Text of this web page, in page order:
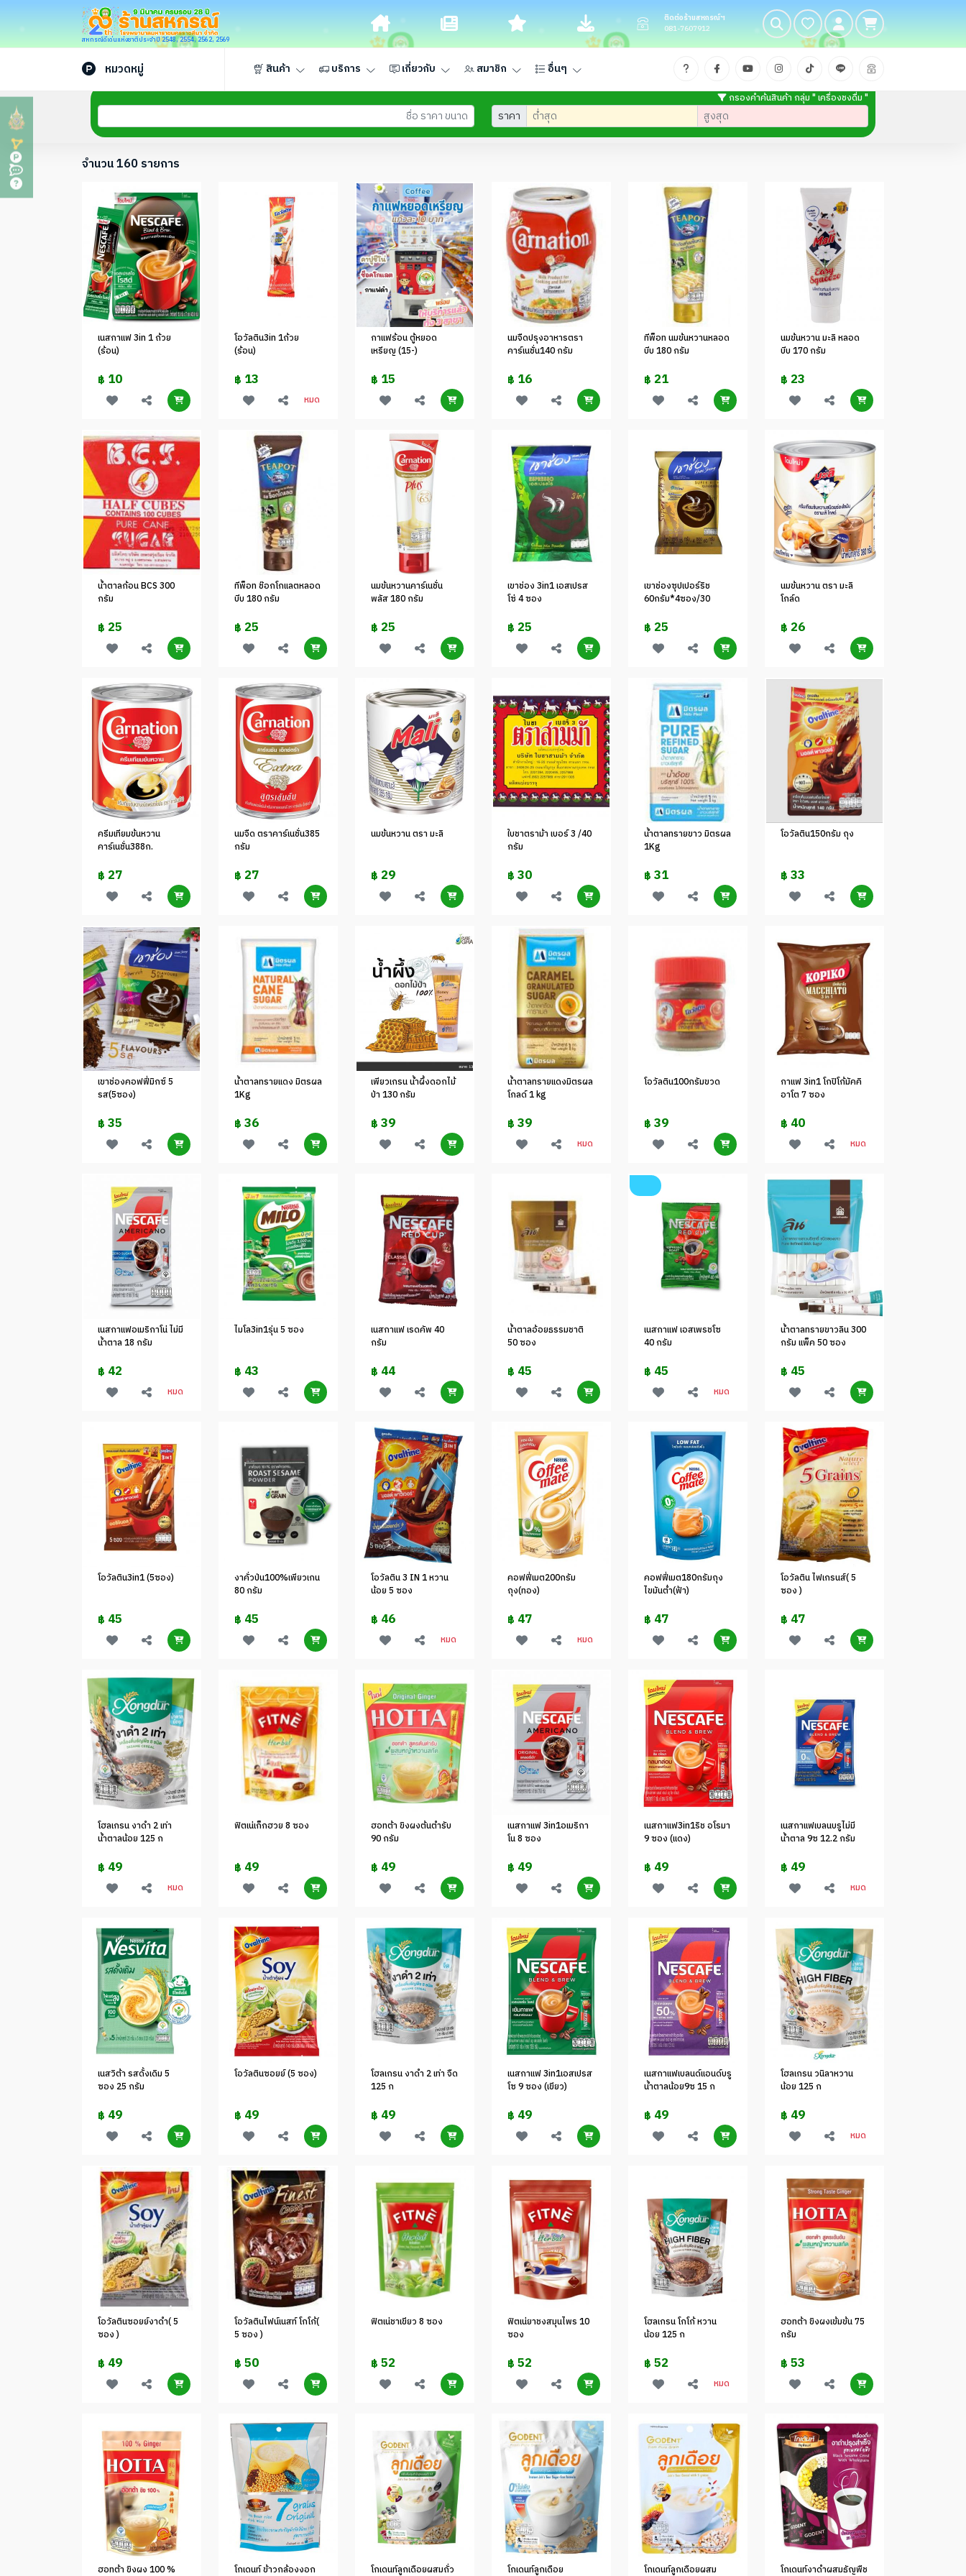
สหกรณ์ดีเด่นแห่งชาติประจำปี 2548, 2554, 2562, 2569
ติดต่อร้านสหกรณ์ฯ
081-7607912
หมวดหมู่ สินค้า บริการ เกี่ยวกับ สมาชิก อื่นๆ
กรองคำค้นสินค้า กลุ่ม " เครื่องชงดื่ม "
ราคา
จำนวน 160 รายการ
เนสกาแฟ 3in 1 ถ้วย
(ร้อน)
฿ 10
โอวัลติน3in 1ถ้วย
(ร้อน)
฿ 13
หมด
กาแฟร้อน ตู้หยอด
เหรียญ (15-)
฿ 15
นมจืดปรุงอาหารตรา
คาร์เนชั่น140 กรัม
฿ 16
ทีพ็อท นมข้นหวานหลอด
บีบ 180 กรัม
฿ 21
นมข้นหวาน มะลิ หลอด
บีบ 170 กรัม
฿ 23
น้ำตาลก้อน BCS 300
กรัม
฿ 25
ทีพ็อท ช๊อกโกแลตหลอด
บีบ 180 กรัม
฿ 25
นมข้นหวานคาร์เนชั่น
พลัส 180 กรัม
฿ 25
เขาช่อง 3in1 เอสเปรส
โซ่ 4 ซอง
฿ 25
เขาช่องซุปเปอร์ริช
60กรัม*4ซอง/30
฿ 25
นมข้นหวาน ตรา มะลิ
โกล์ด
฿ 26
ครีมเทียมข้นหวาน
คาร์เนชั่น388ก.
฿ 27
นมจืด ตราคาร์เนชั่น385
กรัม
฿ 27
นมข้นหวาน ตรา มะลิ
฿ 29
ใบชาตราม้า เบอร์ 3 /40
กรัม
฿ 30
น้ำตาลทรายขาว มิตรผล
1Kg
฿ 31
โอวัลติน150กรัม ถุง
฿ 33
เขาช่องคอฟฟี่มิกซ์ 5
รส(5ซอง)
฿ 35
น้ำตาลทรายแดง มิตรผล
1Kg
฿ 36
เพียวเกรน น้ำผึ้งดอกไม้
ป่า 130 กรัม
฿ 39
น้ำตาลทรายแดงมิตรผล
โกลด์ 1 kg
฿ 39
หมด
โอวัลติน100กรัมขวด
฿ 39
กาแฟ 3in1 โกปิโก้มัคคิ
อาโต 7 ซอง
฿ 40
หมด
เนสกาแฟอเมริกาโน่ ไม่มี
น้ำตาล 18 กรัม
฿ 42
หมด
ไมโล3in1รุ่น 5 ซอง
฿ 43
เนสกาแฟ เรดคัพ 40
กรัม
฿ 44
น้ำตาลอ้อยธรรมชาติ
50 ซอง
฿ 45
เนสกาแฟ เอสเพรชโซ
40 กรัม
฿ 45
หมด
น้ำตาลทรายขาวลิน 300
กรัม แพ็ค 50 ซอง
฿ 45
โอวัลติน3in1 (5ซอง)
฿ 45
งาคั่วป่น100%เพียวเกน
80 กรัม
฿ 45
โอวัลติน 3 IN 1 หวาน
น้อย 5 ซอง
฿ 46
หมด
คอฟฟี่เมต200กรัม
ถุง(ทอง)
฿ 47
หมด
คอฟฟี่เมต180กรัมถุง
ไขมันต่ำ(ฟ้า)
฿ 47
โอวัลติน ไฟเกรนส์( 5
ซอง )
฿ 47
โฮลเกรน งาดำ 2 เท่า
น้ำตาลน้อย 125 ก
฿ 49
หมด
ฟิตเน่เก็กฮวย 8 ซอง
฿ 49
ฮอทต้า ขิงผงต้นตำรับ
90 กรัม
฿ 49
เนสกาแฟ 3in1อเมริกา
โน 8 ซอง
฿ 49
เนสกาแฟ3in1ริช อโรมา
9 ซอง (แดง)
฿ 49
เนสกาแฟเบลนบรูไม่มี
น้ำตาล 9ซ 12.2 กรัม
฿ 49
หมด
เนสวิต้า รสดั้งเดิม 5
ซอง 25 กรัม
฿ 49
โอวัลตินซอยย์ (5 ซอง)
฿ 49
โฮลเกรน งาดำ 2 เท่า จืด
125 ก
฿ 49
เนสกาแฟ 3in1เอสเปรส
โซ 9 ซอง (เขียว)
฿ 49
เนสกาแฟเบลนด์แอนด์บรู
น้ำตาลน้อย9ซ 15 ก
฿ 49
โฮลเกรน วนิลาหวาน
น้อย 125 ก
฿ 49
หมด
โอวัลตินซอยย์งาดำ( 5
ซอง )
฿ 49
โอวัลตินไฟน์เนสท์ โกโก้(
5 ซอง )
฿ 50
ฟิตเน่ชาเขียว 8 ซอง
฿ 52
ฟิตเน่ยาชงสมุนไพร 10
ซอง
฿ 52
โฮลเกรน โกโก้ หวาน
น้อย 125 ก
฿ 52
หมด
ฮอทต้า ขิงผงเข้มข้น 75
กรัม
฿ 53
ฮอทต้า ขิงผง 100 % โกเดนท์ ข้าวกล้องงอก โกเดนท์ลูกเดือยผสมถั่ว โกเดนท์ลูกเดือย โกเดนท์ลูกเดือยผสม โกเดนท์งาดำผสมธัญพืช